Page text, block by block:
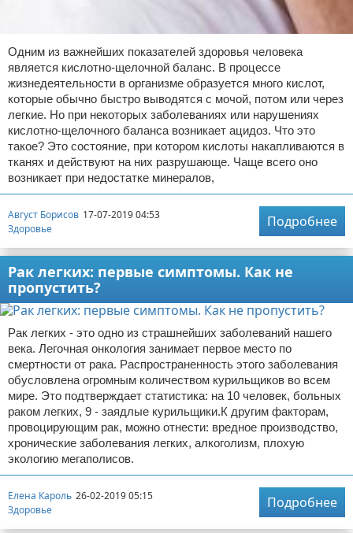
Одним из важнейших показателей здоровья человека
является кислотно-щелочной баланс. В процессе
жизнедеятельности в организме образуется много кислот,
которые обычно быстро выводятся с мочой, потом или через
легкие. Но при некоторых заболеваниях или нарушениях
кислотно-щелочного баланса возникает ацидоз. Что это
такое? Это состояние, при котором кислоты накапливаются в
тканях и действуют на них разрушающе. Чаще всего оно
возникает при недостатке минералов,
Август Борисов 17-07-2019 04:53
Здоровье
Подробнее
Рак легких: первые симптомы. Как не
пропустить?
Рак легких - это одно из страшнейших заболеваний нашего
века. Легочная онкология занимает первое место по
смертности от рака. Распространенность этого заболевания
обусловлена огромным количеством курильщиков во всем
мире. Это подтверждает статистика: на 10 человек, больных
раком легких, 9 - заядлые курильщики.К другим факторам,
провоцирующим рак, можно отнести: вредное производство,
хронические заболевания легких, алкоголизм, плохую
экологию мегаполисов.
Елена Кароль 26-02-2019 05:15
Здоровье
Подробнее